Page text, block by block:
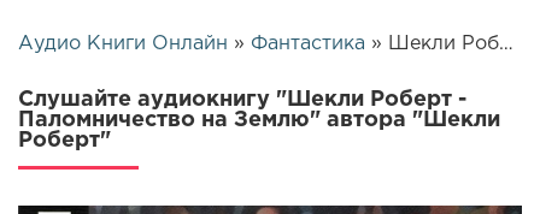
Аудио Книги Онлайн » Фантастика » Шекли Роберт - Паломничество на Землю | 12039
Слушайте аудиокнигу "Шекли Роберт -
Паломничество на Землю" автора "Шекли
Роберт"